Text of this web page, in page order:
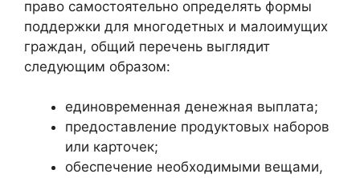
право самостоятельно определять формы
поддержки для многодетных и малоимущих
граждан, общий перечень выглядит
следующим образом:
единовременная денежная выплата;
предоставление продуктовых наборов
или карточек;
обеспечение необходимыми вещами,